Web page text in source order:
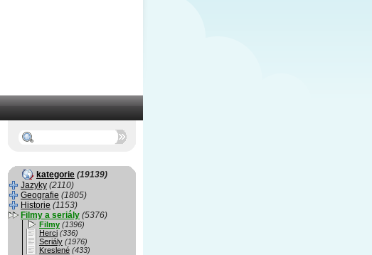
kategorie (19139)
Jazyky (2110)
Geografie (1805)
Historie (1153)
Filmy a seriály (5376)
Filmy (1396)
Herci (336)
Seriály (1976)
Kreslené (433)